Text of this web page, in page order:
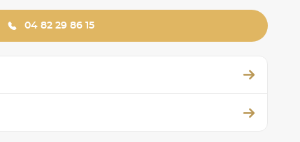
04 82 29 86 15